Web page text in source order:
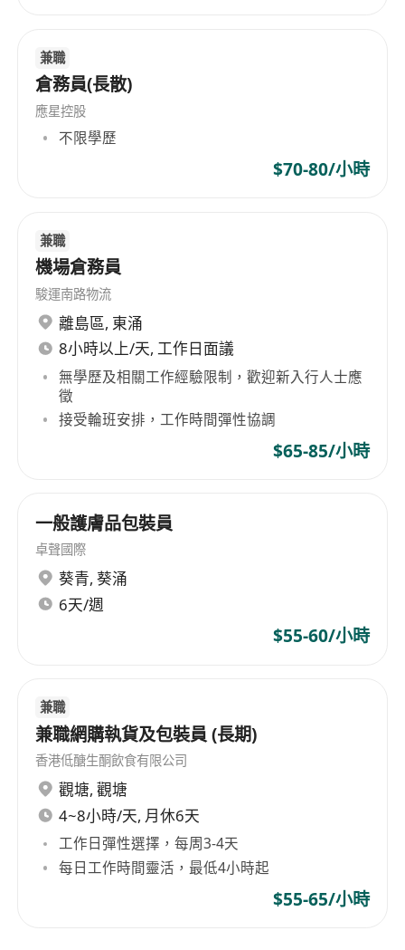
continuously strengthening its infrastructure,
developing and introducing high-tech
information technology and equipment to
improve operational automation levels. It has
built extensive information collection, market
development, logistics distribution, express
On the basis of strengthening its express
business, SF Express adheres to customer
needs as the core, actively expanding diversified
businesses, developing one-stop supply chain
solutions for e-commerce, food,
pharmaceuticals, automotive parts, electronics,
and other types of customers, providing
comprehensive financial services such as
payment, financing, wealth management, and
pricing. The business scope of SF Express (Hong
comprehensive financial services, offering
clients full-fledged professional service support.
兼職
倉務員(長散)
應星控股
不限學歷
$70-80/小時
兼職
機場倉務員
駿運南路物流
離島區, 東涌
8小時以上/天, 工作日面議
無學歷及相關工作經驗限制，歡迎新入行人士應
徵
接受輪班安排，工作時間彈性協調
$65-85/小時
一般護膚品包裝員
卓聲國際
葵青, 葵涌
6天/週
$55-60/小時
兼職
兼職網購執貨及包裝員 (長期)
香港低醣生酮飲食有限公司
觀塘, 觀塘
4~8小時/天, 月休6天
工作日彈性選擇，每周3-4天
每日工作時間靈活，最低4小時起
$55-65/小時